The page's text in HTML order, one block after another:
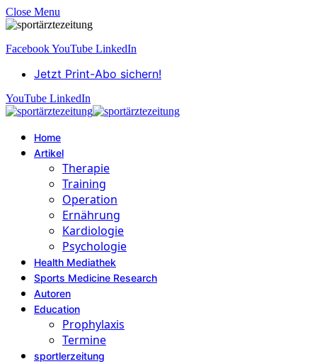
Close Menu
FacebookYouTube LinkedIn
Jetzt Print-Abo sichern!
YouTube LinkedIn
Home
Artikel
Therapie
Training
Operation
Ernährung
Kardiologie
Psychologie
Health Mediathek
Sports Medicine Research
Autoren
Education
Prophylaxis
Termine
sportlerzeitung